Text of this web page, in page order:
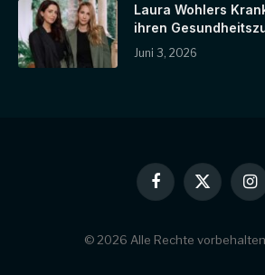
Laura Wohlers
ihren
Juni 3, 2026
Facebook
X
(Twitter)
© 2026 Alle Rechte vorbehalten